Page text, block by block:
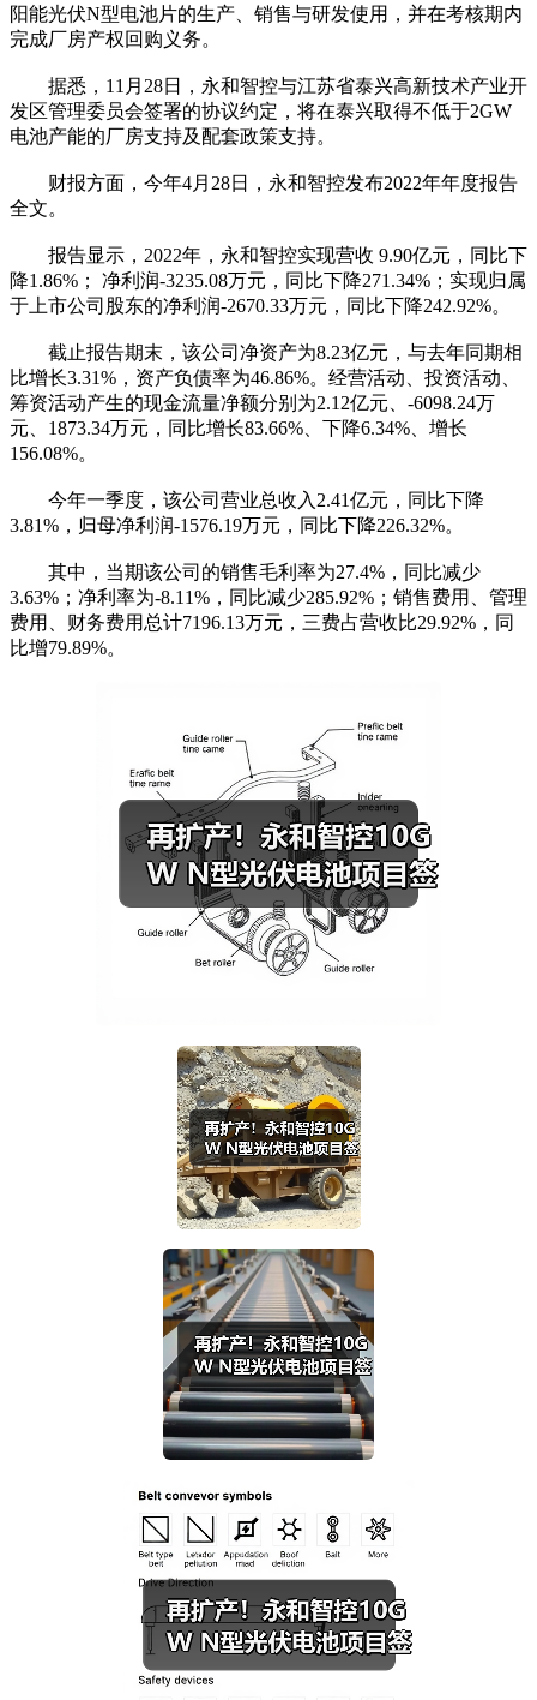
阳能光伏N型电池片的生产、销售与研发使用，并在考核期内
完成厂房产权回购义务。
据悉，11月28日，永和智控与江苏省泰兴高新技术产业开
发区管理委员会签署的协议约定，将在泰兴取得不低于2GW
电池产能的厂房支持及配套政策支持。
财报方面，今年4月28日，永和智控发布2022年年度报告
全文。
报告显示，2022年，永和智控实现营收 9.90亿元，同比下
降1.86%； 净利润-3235.08万元，同比下降271.34%；实现归属
于上市公司股东的净利润-2670.33万元，同比下降242.92%。
截止报告期末，该公司净资产为8.23亿元，与去年同期相
比增长3.31%，资产负债率为46.86%。经营活动、投资活动、
筹资活动产生的现金流量净额分别为2.12亿元、-6098.24万
元、1873.34万元，同比增长83.66%、下降6.34%、增长
156.08%。
今年一季度，该公司营业总收入2.41亿元，同比下降
3.81%，归母净利润-1576.19万元，同比下降226.32%。
其中，当期该公司的销售毛利率为27.4%，同比减少
3.63%；净利率为-8.11%，同比减少285.92%；销售费用、管理
费用、财务费用总计7196.13万元，三费占营收比29.92%，同
比增79.89%。